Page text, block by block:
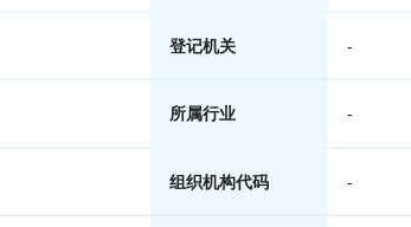
登记机关 -
所属行业 -
组织机构代码 -